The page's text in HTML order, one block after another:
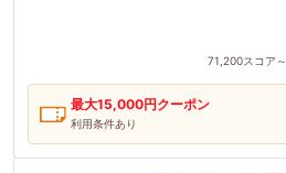
71,200スコア～
最大15,000円クーポン
利用条件あり